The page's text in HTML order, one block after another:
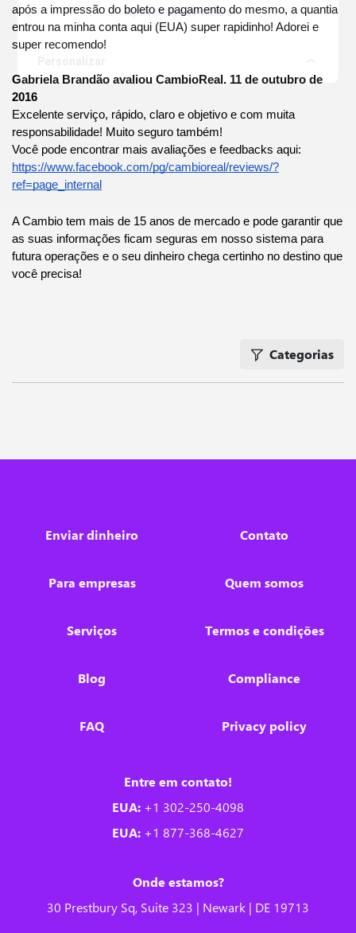
após a impressão do boleto e pagamento do mesmo, a quantia
entrou na minha conta aqui (EUA) super rapidinho! Adorei e
super recomendo!
Gabriela Brandão avaliou CambioReal. 11 de outubro de
2016
Excelente serviço, rápido, claro e objetivo e com muita
responsabilidade! Muito seguro também!
Você pode encontrar mais avaliações e feedbacks aqui:
https://www.facebook.com/pg/cambioreal/reviews/?
ref=page_internal
A Cambio tem mais de 15 anos de mercado e pode garantir que
as suas informações ficam seguras em nosso sistema para
futura operações e o seu dinheiro chega certinho no destino que
você precisa!
Categorias
Enviar dinheiro
Para empresas
Serviços
Blog
FAQ
Contato
Quem somos
Termos e condições
Compliance
Privacy policy
Entre em contato!
EUA: +1 302-250-4098
EUA: +1 877-368-4627
Onde estamos?
30 Prestbury Sq, Suite 323 | Newark | DE 19713
Apenas necessários